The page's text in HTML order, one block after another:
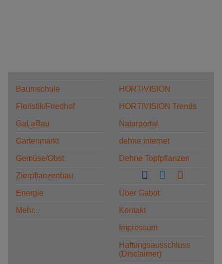
Baumschule
Floristik/Friedhof
GaLaBau
Gartenmarkt
Gemüse/Obst
Zierpflanzenbau
Energie
Mehr...
HORTIVISION
HORTIVISION Trends
Naturportal
dehne internet
Dehne Topfpflanzen
Über Gabot
Kontakt
Impressum
Haftungsausschluss
(Disclaimer)